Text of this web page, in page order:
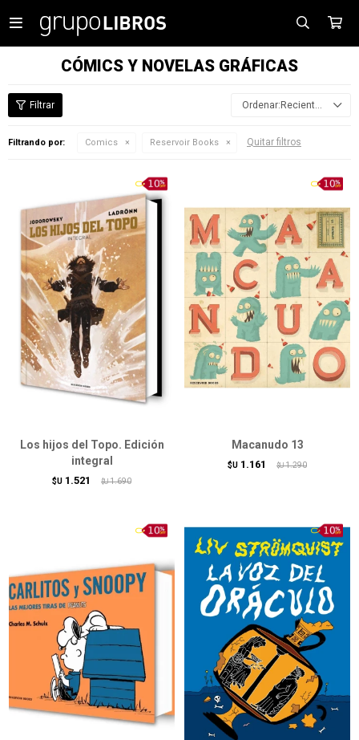

CÓMICS Y NOVELAS GRÁFICAS
Recientes
Filtrando por: Comics Reservoir Books Quitar filtros
Los hijos del Topo. Edición
integral
$U 1.521 $U 1.690
Macanudo 13
$U 1.161 $U 1.290